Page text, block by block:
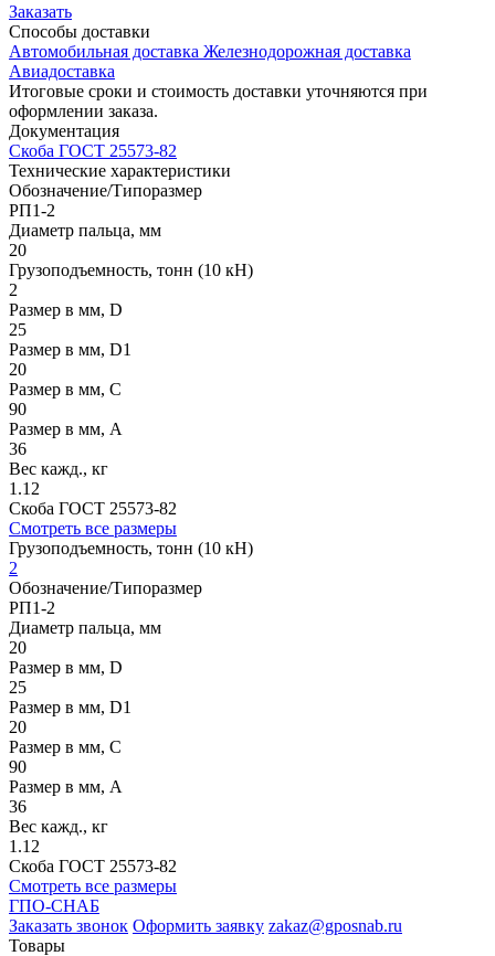
Заказать
Способы доставки
Автомобильная доставка Железнодорожная доставка
Авиадоставка
Итоговые сроки и стоимость доставки уточняются при
оформлении заказа.
Документация
Скоба ГОСТ 25573-82
Технические характеристики
Обозначение/Типоразмер
РП1-2
Диаметр пальца, мм
20
Грузоподъемность, тонн (10 кН)
2
Размер в мм, D
25
Размер в мм, D1
20
Размер в мм, С
90
Размер в мм, А
36
Вес кажд., кг
1.12
Скоба ГОСТ 25573-82
Смотреть все размеры
Грузоподъемность, тонн (10 кН)
2
Обозначение/Типоразмер
РП1-2
Диаметр пальца, мм
20
Размер в мм, D
25
Размер в мм, D1
20
Размер в мм, С
90
Размер в мм, А
36
Вес кажд., кг
1.12
Скоба ГОСТ 25573-82
Смотреть все размеры
ГПО-СНАБ
Заказать звонок Оформить заявку zakaz@gposnab.ru
Товары